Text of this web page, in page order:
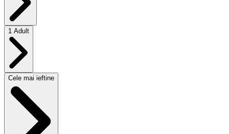
1 Adult
Cele mai ieftine